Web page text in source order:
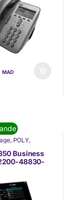
MAD
, POLY,
,
,Téléphonie IP
Business
48830-